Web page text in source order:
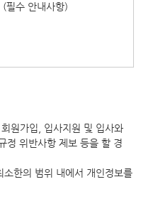
필수 안내사항)
원가입, 입사지원 및 입사와
정 위반사항 제보 등을 할 경
한의 범위 내에서 개인정보를